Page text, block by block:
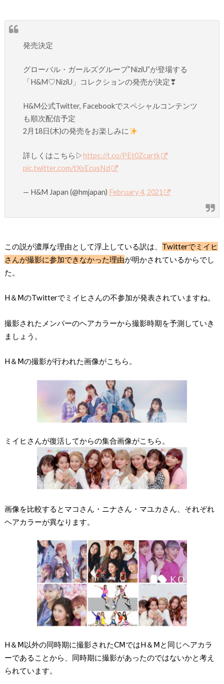
発売決定
グローバル・ガールズグループ”NiziU”が登場する
「H&M♡NiziU」コレクションの発売が決定❣
H&M公式Twitter, Facebookでスペシャルコンテンツ
も順次配信予定
2月18日(木)の発売をお楽しみに
詳しくはこちら▷https://t.co/PEt0Zcartk
pic.twitter.com/tXsEcusNzl
— H&M Japan (@hmjapan) February 4, 2021
この説が濃厚な理由として浮上している訳は、 Twitterでミイヒ
さんが撮影に参加できなかった理由が明かされているからでし
た。
H＆ⅯのTwitterでミイヒさんの不参加が発表されていますね。
撮影されたメンバーのヘアカラーから撮影時期を予測していき
ましょう。
H＆Ⅿの撮影が行われた画像がこちら。
ミイヒさんが復活してからの集合画像がこちら。
画像を比較するとマコさん・ニナさん・マユカさん、それぞれ
ヘアカラーが異なります。
H＆Ⅿ以外の同時期に撮影されたⅭⅯではH＆Ⅿと同じヘアカラ
ーであることから、同時期に撮影があったのではないかと考え
られています。